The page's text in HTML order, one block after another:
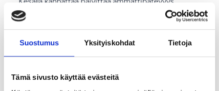
Suostumus Yksityiskohdat Tietoja
Tämä sivusto käyttää evästeitä
kuntoon edullisesti. Logimaster tarjoaa kesäkuun
ajan
viiden koulutuksen paketin neljän hinnalla.
koulutukset omaan tahtiin.
viikonloppuisin